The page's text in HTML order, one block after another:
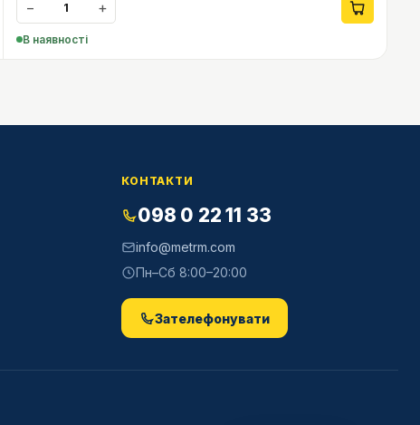
− +
В наявності
КОНТАКТИ
098 0 22 11 33
info@metrm.com
Пн–Сб 8:00–20:00
Зателефонувати